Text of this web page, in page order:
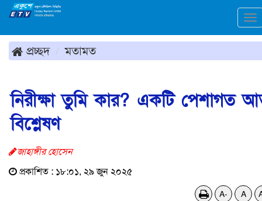
প্রচ্ছদ মতামত
নিরীক্ষা তুমি কার? একটি পেশাগত
বিশ্লেষণ
জাহাঙ্গীর হোসেন
প্রকাশিত : ১৮:০১, ২৯ জুন ২০২৫
A- A